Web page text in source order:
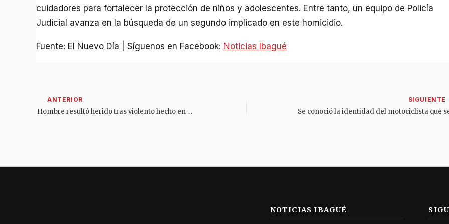
cuidadores para fortalecer la protección de niños y adolescentes. Entre tanto, un equipo de Policía
Judicial avanza en la búsqueda de un segundo implicado en este homicidio.
Fuente: El Nuevo Día | Síguenos en Facebook: Noticias Ibagué
Hombre resultó herido tras violento hecho en el norte del Tolima
NOTICIAS IBAGUÉ